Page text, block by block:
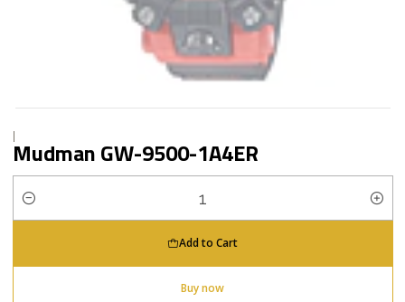
|
Mudman GW-9500-1A4ER
Quantity
Add to Cart
Buy now